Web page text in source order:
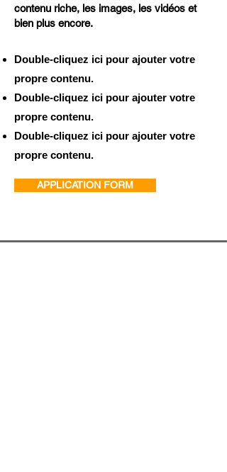
contenu riche, les images, les vidéos et
bien plus encore.
Double-cliquez ici pour ajouter votre
propre contenu.
Double-cliquez ici pour ajouter votre
propre contenu.
Double-cliquez ici pour ajouter votre
propre contenu.
APPLICATION FORM